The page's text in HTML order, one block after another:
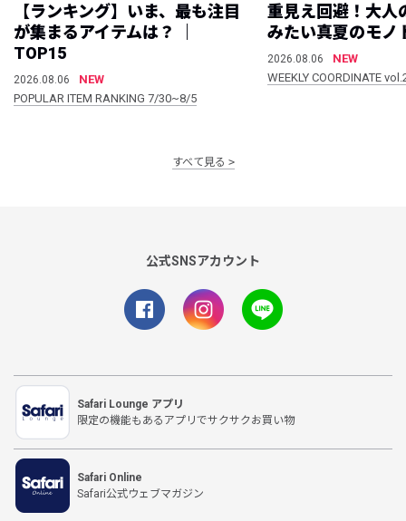
【ランキング】いま、最も注目
が集まるアイテムは？ ｜
TOP15
2026.08.06
NEW
POPULAR ITEM RANKING 7/30~8/5
重見え回避！大人
みたい真夏のモノ
2026.08.06
NEW
WEEKLY COORDINATE
すべて見る
公式SNSアカウント
Safari Lounge アプリ
限定の機能もあるアプリでサクサクお買い物
Safari Online
Safari公式ウェブマガジン